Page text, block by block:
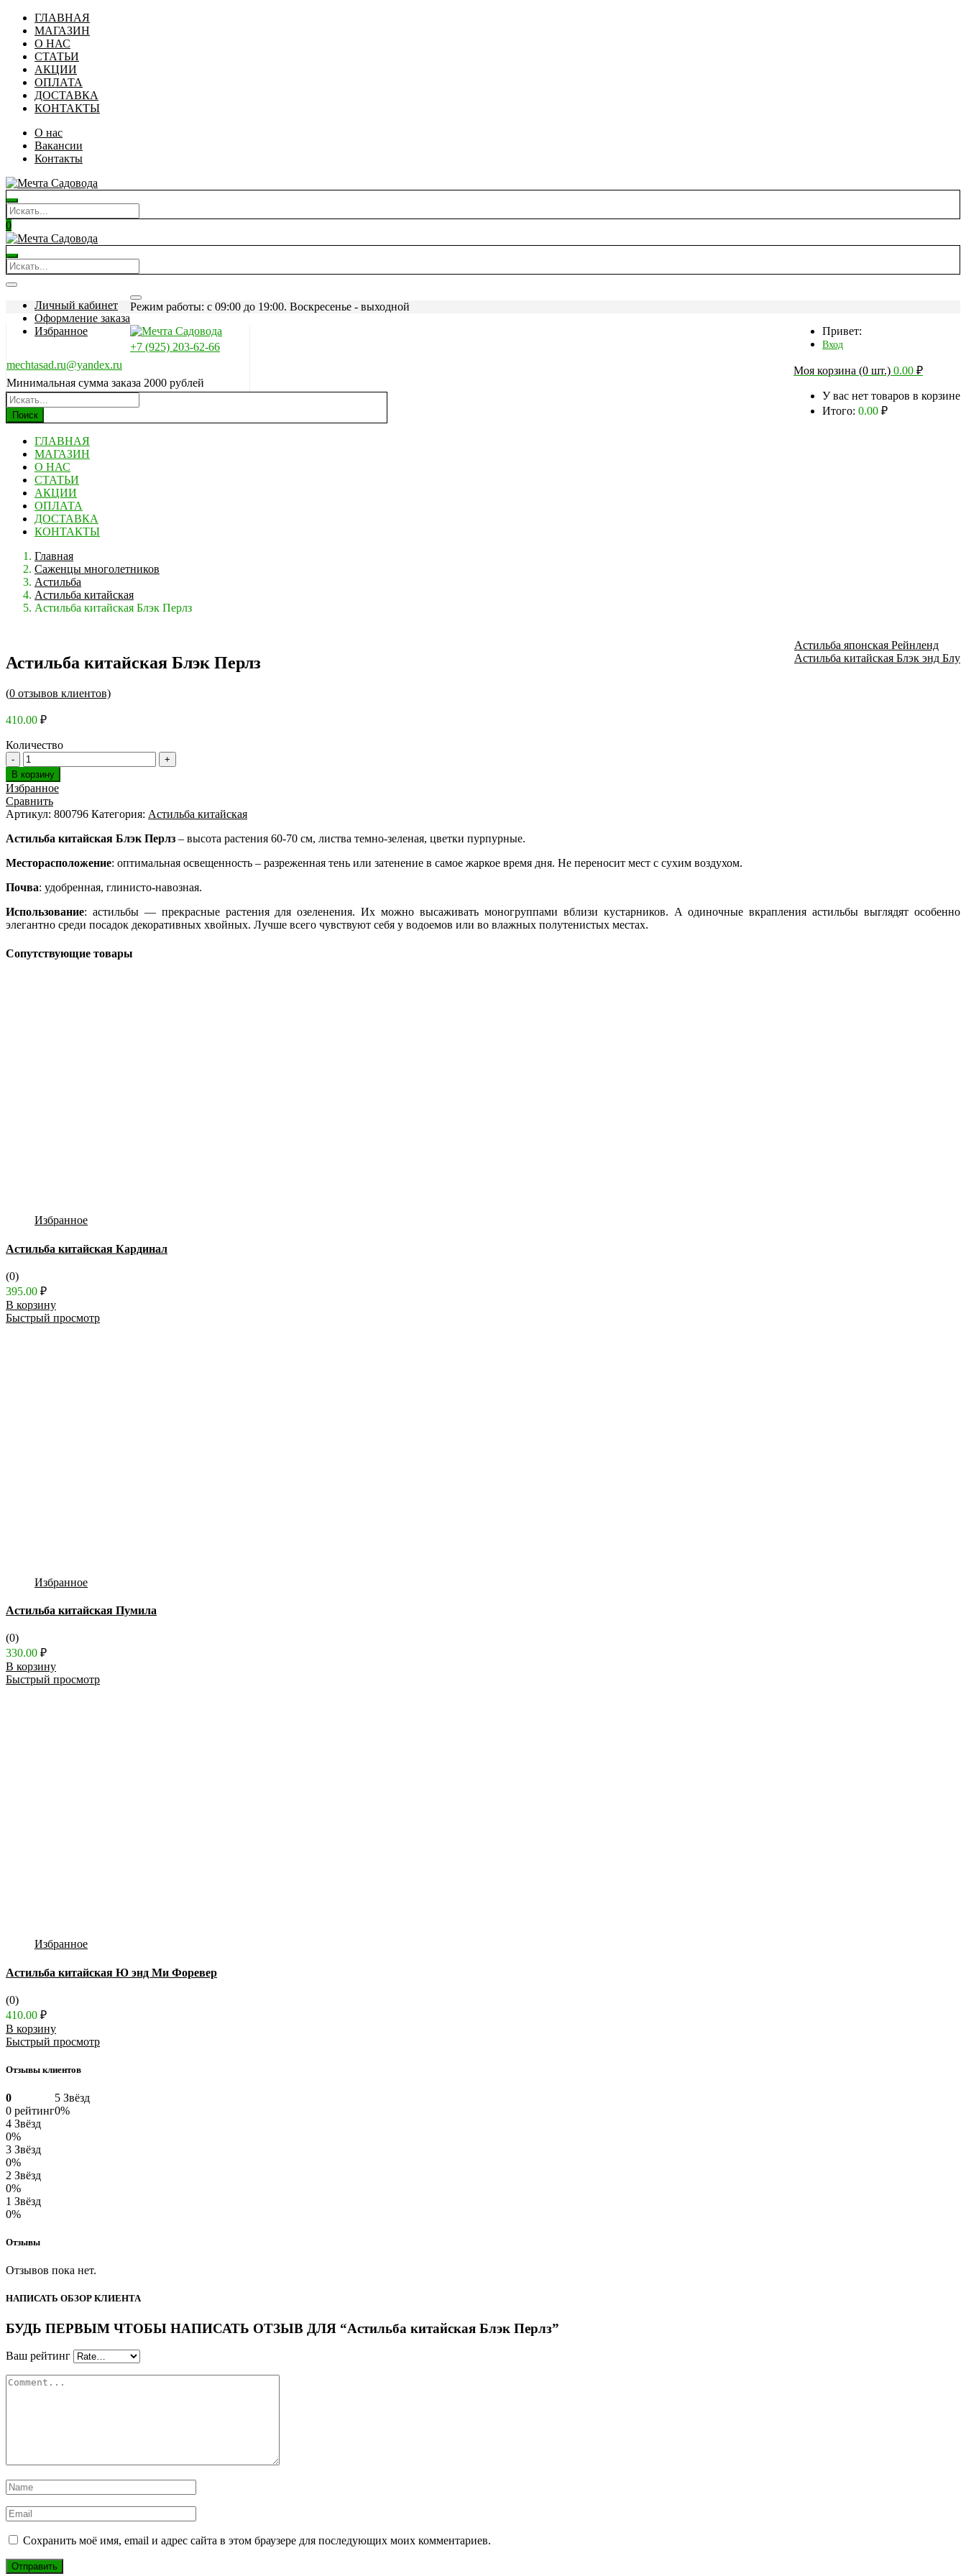
ГЛАВНАЯ
МАГАЗИН
О НАС
СТАТЬИ
АКЦИИ
ОПЛАТА
ДОСТАВКА
КОНТАКТЫ
О нас
Вакансии
Контакты
0
Личный кабинет
Оформление заказа
Избранное
Режим работы: c 09:00 до 19:00. Воскресенье - выходной
Привет:
Вход
Моя корзина (0 шт.) 0.00 ₽
У вас нет товаров в корзине
Итого: 0.00 ₽
+7 (925) 203-62-66
mechtasad.ru@yandex.ru
Минимальная сумма заказа 2000 рублей
Поиск
ГЛАВНАЯ
МАГАЗИН
О НАС
СТАТЬИ
АКЦИИ
ОПЛАТА
ДОСТАВКА
КОНТАКТЫ
Главная
Саженцы многолетников
Астильба
Астильба китайская
Астильба китайская Блэк Перлз
Астильба японская Рейнленд
Астильба китайская Блэк энд Блу
Астильба китайская Блэк Перлз
(0 отзывов клиентов)
410.00 ₽
Количество
В корзину
Избранное
Сравнить
Артикул: 800796 Категория: Астильба китайская
Астильба китайская Блэк Перлз – высота растения 60-70 см, листва темно-зеленая, цветки пурпурные.
Месторасположение: оптимальная освещенность – разреженная тень или затенение в самое жаркое время дня. Не переносит мест с сухим воздухом.
Почва: удобренная, глинисто-навозная.
Использование: астильбы — прекрасные растения для озеленения. Их можно высаживать моногруппами вблизи кустарников. А одиночные вкрапления астильбы выглядят особенно
элегантно среди посадок декоративных хвойных. Лучше всего чувствуют себя у водоемов или во влажных полутенистых местах.
Сопутствующие товары
Избранное
Астильба китайская Кардинал
(0)
395.00 ₽
В корзину
Быстрый просмотр
Избранное
Астильба китайская Пумила
(0)
330.00 ₽
В корзину
Быстрый просмотр
Избранное
Астильба китайская Ю энд Ми Форевер
(0)
410.00 ₽
В корзину
Быстрый просмотр
Отзывы клиентов
0
0 рейтинг
5 Звёзд
0%
4 Звёзд
0%
3 Звёзд
0%
2 Звёзд
0%
1 Звёзд
0%
Отзывы
Отзывов пока нет.
НАПИСАТЬ ОБЗОР КЛИЕНТА
БУДЬ ПЕРВЫМ ЧТОБЫ НАПИСАТЬ ОТЗЫВ ДЛЯ “Астильба китайская Блэк Перлз”
Ваш рейтинг
Сохранить моё имя, email и адрес сайта в этом браузере для последующих моих комментариев.